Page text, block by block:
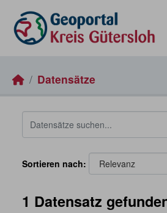
Datensätze
Sortieren nach
1 Datensatz